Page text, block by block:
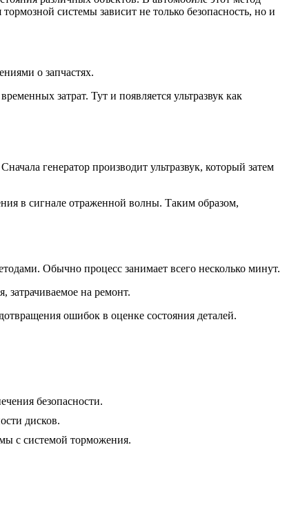
системы зависит не только безопасность, но и
о запчастях.
затрат. Тут и появляется ультразвук как
генератор производит ультразвук, который затем
в сигнале отраженной волны. Таким образом,
Обычно процесс занимает всего несколько минут.
затрачиваемое на ремонт.
ошибок в оценке состояния деталей.
безопасности.
дисков.
с системой торможения.